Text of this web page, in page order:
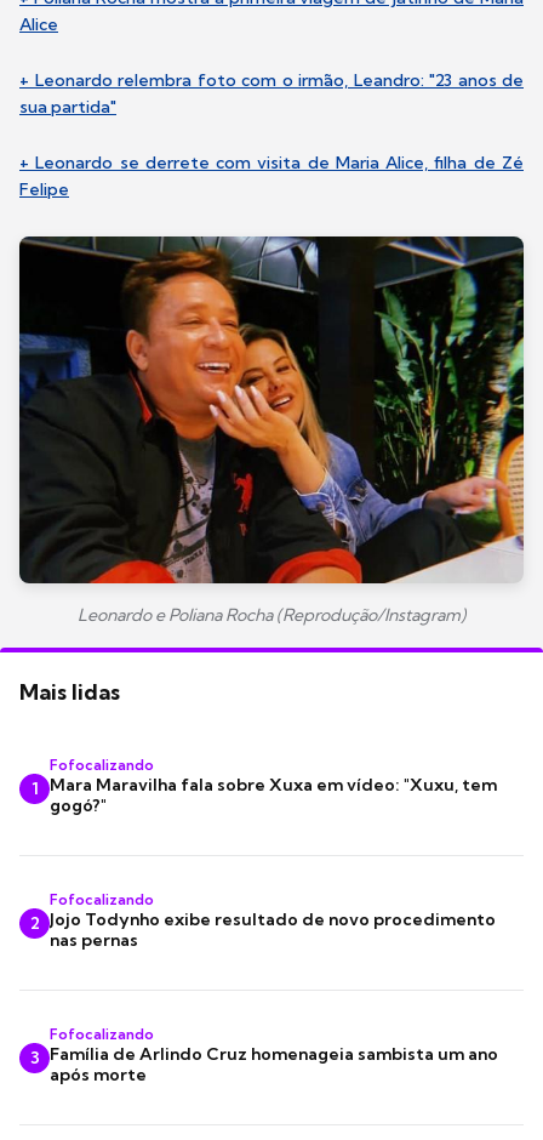
Alice
+ Leonardo relembra foto com o irmão, Leandro: "23 anos de
sua partida"
+ Leonardo se derrete com visita de Maria Alice, filha de Zé
Felipe
Leonardo e Poliana Rocha (Reprodução/Instagram)
Mais lidas
1
Fofocalizando
Mara Maravilha fala sobre Xuxa em vídeo: "Xuxu, tem
gogó?"
2
Fofocalizando
Jojo Todynho exibe resultado de novo procedimento
nas pernas
3
Fofocalizando
Família de Arlindo Cruz homenageia sambista um ano
após morte